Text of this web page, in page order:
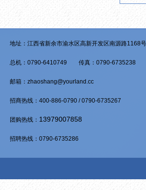
地址：江西省新余市渝水区高新开发区南源路1168
总机：0790-6410749 传真：0790-6735238
邮箱：zhaoshang@yourland.cc
招商热线：400-886-0790 / 0790-6735267
团购热线： 13979007858
招聘热线：0790-6735286